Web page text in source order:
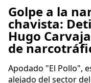
Golpe a la
chavista:
Hugo
de
Apodado "El Pollo",
alejado del sector